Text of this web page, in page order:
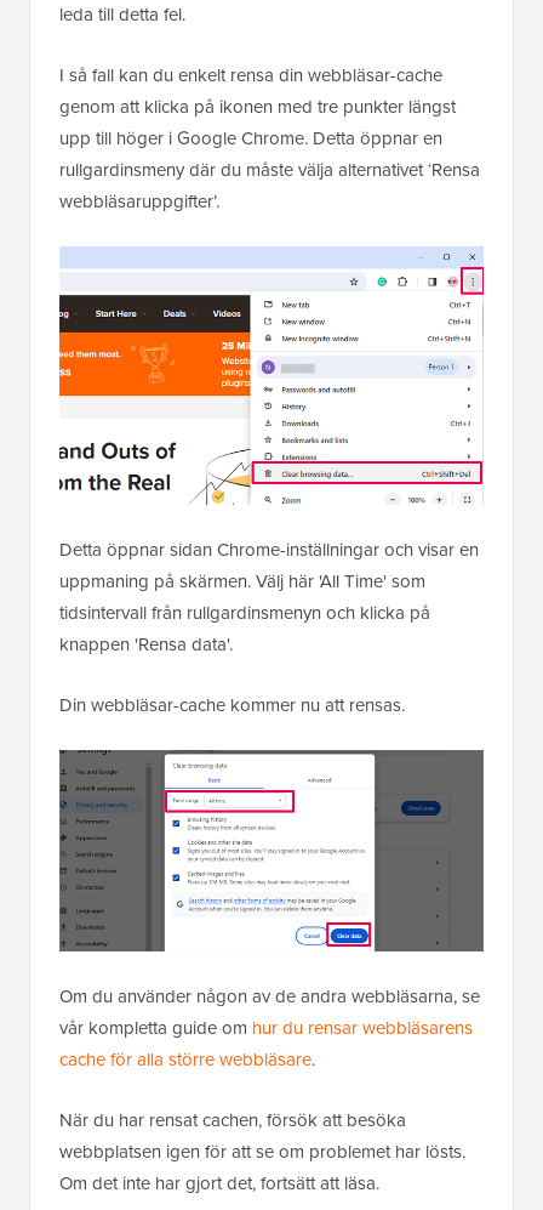
leda till detta fel.
I så fall kan du enkelt rensa din webbläsar-cache
genom att klicka på ikonen med tre punkter längst
upp till höger i Google Chrome. Detta öppnar en
rullgardinsmeny där du måste välja alternativet ‘Rensa
webbläsaruppgifter’.
Detta öppnar sidan Chrome-inställningar och visar en
uppmaning på skärmen. Välj här 'All Time' som
tidsintervall från rullgardinsmenyn och klicka på
knappen 'Rensa data'.
Din webbläsar-cache kommer nu att rensas.
Om du använder någon av de andra webbläsarna, se
vår kompletta guide om hur du rensar webbläsarens
cache för alla större webbläsare.
När du har rensat cachen, försök att besöka
webbplatsen igen för att se om problemet har lösts.
Om det inte har gjort det, fortsätt att läsa.